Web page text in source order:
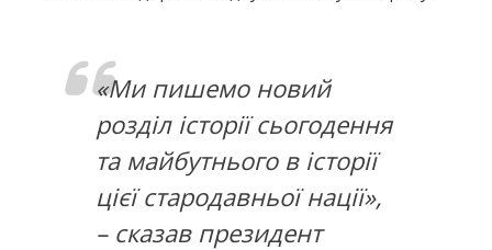
«Ми пишемо новий
розділ історії сьогодення
та майбутнього в історії
цієї стародавньої нації»,
– сказав президент